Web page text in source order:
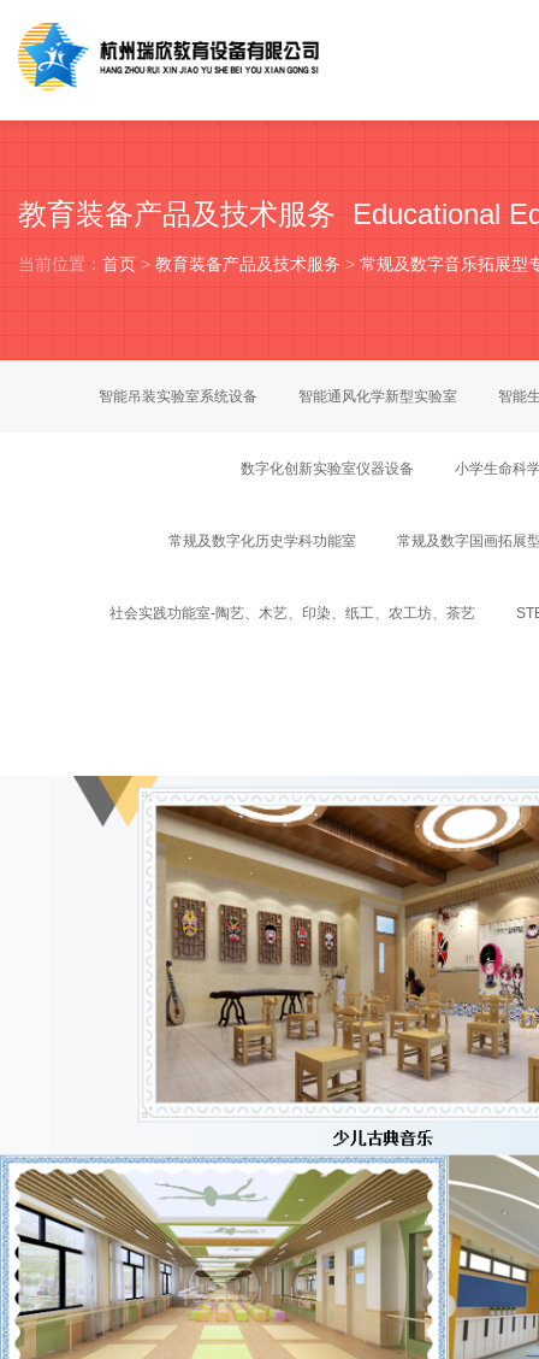
教育装备产品及技术服务 Educational
当前位置： 首页 > 教育装备产品及技术服务 > 常规及数字音乐拓展型
智能吊装实验室系统设备 智能通风化学新型实验室 智能
数字化创新实验室仪器设备 小学生命科
常规及数字化历史学科功能室 常规及数字国画拓展
社会实践功能室-陶艺、木艺、印染、纸工、农工坊、茶艺